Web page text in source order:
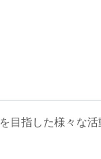
指した様々な活